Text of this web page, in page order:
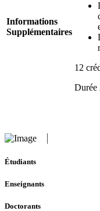
Informations
Supplémentaires
12
Durée
Étudiants
Enseignants
Doctorants